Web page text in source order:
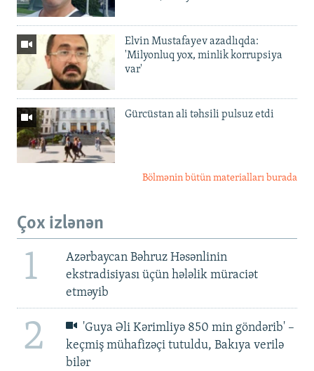
Elvin Mustafayev azadlıqda:
'Milyonluq yox, minlik korrupsiya
var'
Gürcüstan ali təhsili pulsuz etdi
Bölmənin bütün materialları burada
Çox izlənən
1
Azərbaycan Bəhruz Həsənlinin
ekstradisiyası üçün hələlik müraciət
etməyib
2
'Guya Əli Kərimliyə 850 min göndərib' –
keçmiş mühafizəçi tutuldu, Bakıya verilə
bilər